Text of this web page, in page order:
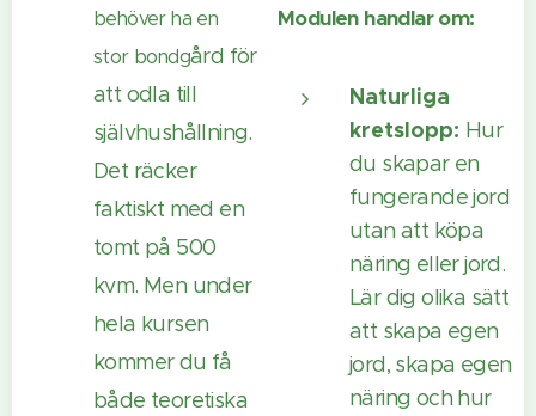
behöver ha en
stor bondgård för
att odla till
självhushållning.
Det räcker
faktiskt med en
tomt på 500
kvm. Men under
hela kursen
kommer du få
både teoretiska
Modulen handlar om:
Naturliga
kretslopp: Hur
du skapar en
fungerande jord
utan att köpa
näring eller jord.
Lär dig olika sätt
att skapa egen
jord, skapa egen
näring och hur